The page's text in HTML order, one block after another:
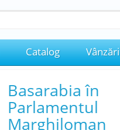
Catalog Vânzări
Basarabia în
Parlamentul
Marghiloman